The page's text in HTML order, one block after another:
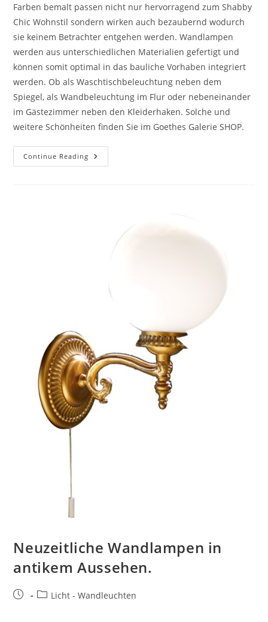
Farben bemalt passen nicht nur hervorragend zum Shabby
Chic Wohnstil sondern wirken auch bezaubernd wodurch
sie keinem Betrachter entgehen werden. Wandlampen
werden aus unterschiedlichen Materialien gefertigt und
können somit optimal in das bauliche Vorhaben integriert
werden. Ob als Waschtischbeleuchtung neben dem
Spiegel, als Wandbeleuchtung im Flur oder nebeneinander
im Gästezimmer neben den Kleiderhaken. Solche und
weitere Schönheiten finden Sie im Goethes Galerie SHOP.
Continue Reading
Neuzeitliche Wandlampen in
antikem Aussehen.
Licht - Wandleuchten